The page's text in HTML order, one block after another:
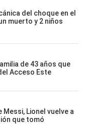
del choque en el
muerto y 2 niños
de 43 años que
Acceso Este
Lionel vuelve a
que tomó